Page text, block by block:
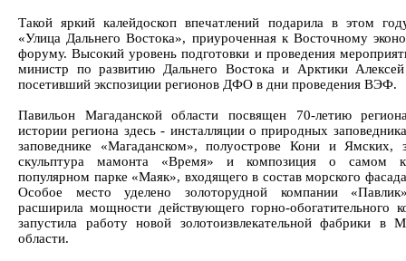
Такой яркий калейдоскоп впечатлений подарила в этом
«Улица Дальнего Востока», приуроченная к Восточному
форуму. Высокий уровень подготовки и проведения
министр по развитию Дальнего Востока и Арктики
посетивший экспозиции регионов ДФО в дни проведения ВЭФ.
Павильон Магаданской области посвящен 70-летию
истории региона здесь - инсталляции о природных
заповеднике «Магаданском», полуострове Кони и Ямских,
скульптура мамонта «Время» и композиция о самом
популярном парке «Маяк», входящего в состав морского
Особое место уделено золоторудной компании
расширила мощности действующего горно-обогатительного
запустила работу новой золотоизвлекательной фабрики в
области.